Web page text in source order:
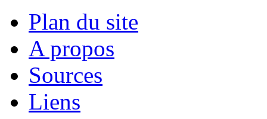
Plan du site
A propos
Sources
Liens